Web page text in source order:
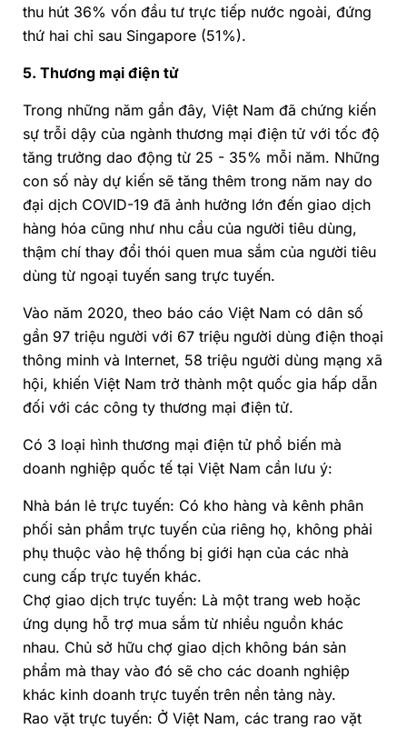
thu hút 36% vốn đầu tư trực tiếp nước ngoài, đứng
thứ hai chỉ sau Singapore (51%).
5. Thương mại điện tử
Trong những năm gần đây, Việt Nam đã chứng kiến
sự trỗi dậy của ngành thương mại điện tử với tốc độ
tăng trưởng dao động từ 25 - 35% mỗi năm. Những
con số này dự kiến sẽ tăng thêm trong năm nay do
đại dịch COVID-19 đã ảnh hưởng lớn đến giao dịch
hàng hóa cũng như nhu cầu của người tiêu dùng,
thậm chí thay đổi thói quen mua sắm của người tiêu
dùng từ ngoại tuyến sang trực tuyến.
Vào năm 2020, theo báo cáo Việt Nam có dân số
gần 97 triệu người với 67 triệu người dùng điện thoại
thông minh và Internet, 58 triệu người dùng mạng xã
hội, khiến Việt Nam trở thành một quốc gia hấp dẫn
đối với các công ty thương mại điện tử.
Có 3 loại hình thương mại điện tử phổ biến mà
doanh nghiệp quốc tế tại Việt Nam cần lưu ý:
Nhà bán lẻ trực tuyến: Có kho hàng và kênh phân
phối sản phẩm trực tuyến của riêng họ, không phải
phụ thuộc vào hệ thống bị giới hạn của các nhà
cung cấp trực tuyến khác.
Chợ giao dịch trực tuyến: Là một trang web hoặc
ứng dụng hỗ trợ mua sắm từ nhiều nguồn khác
nhau. Chủ sở hữu chợ giao dịch không bán sản
phẩm mà thay vào đó sẽ cho các doanh nghiệp
khác kinh doanh trực tuyến trên nền tảng này.
Rao vặt trực tuyến: Ở Việt Nam, các trang rao vặt